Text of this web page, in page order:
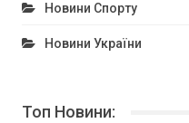
Новини Спорту
Новини України
Топ Новини: